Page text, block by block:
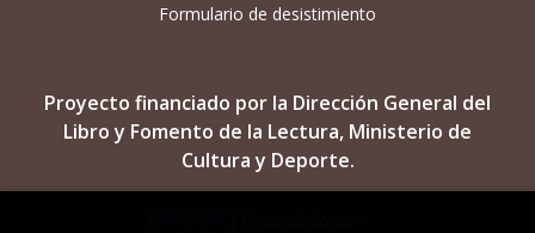
Formulario de desistimiento
Proyecto financiado por la Dirección General del
Libro y Fomento de la Lectura, Ministerio de
Cultura y Deporte.